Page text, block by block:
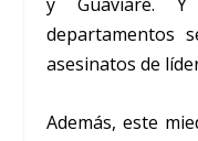
departamentos
asesinatos de
Además, este